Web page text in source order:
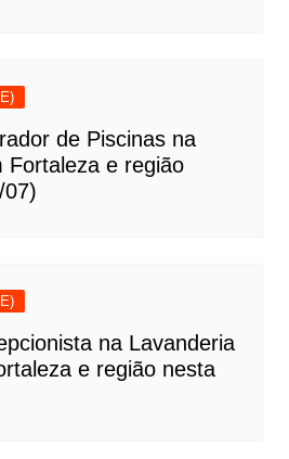
de Piscinas na
Fortaleza e região
na Lavanderia
e região nesta